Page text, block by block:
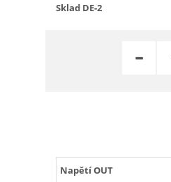
Sklad DE-2
Napětí OUT